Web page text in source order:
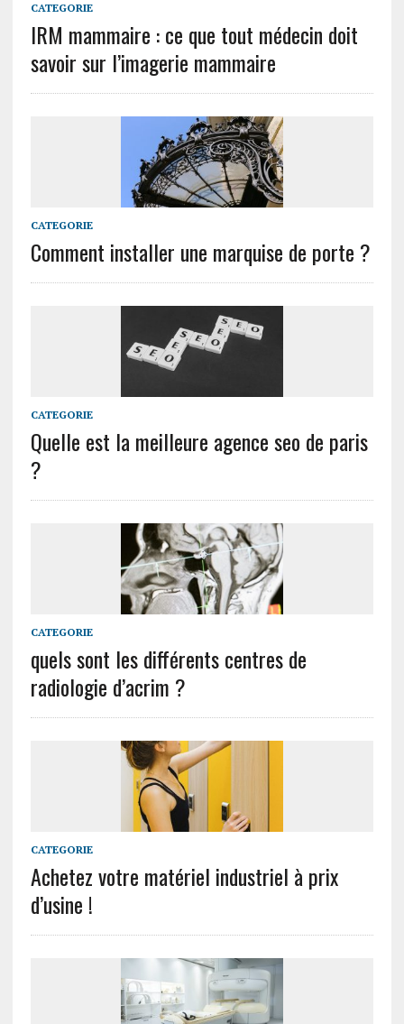
CATEGORIE
IRM mammaire : ce que tout médecin doit
savoir sur l’imagerie mammaire
CATEGORIE
Comment installer une marquise de porte ?
CATEGORIE
Quelle est la meilleure agence seo de paris
?
CATEGORIE
quels sont les différents centres de
radiologie d’acrim ?
CATEGORIE
Achetez votre matériel industriel à prix
d’usine !